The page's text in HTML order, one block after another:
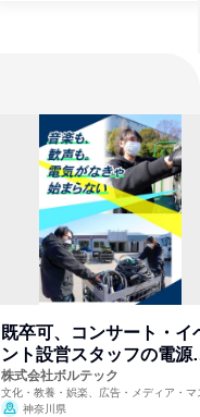
既卒可、コンサート・イ
ント設営スタッフの電源
門
株式会社ボルテック
文化・教養・娯楽、広告・メディア・マ
ミ、電力・ガス・水道・エネルギー
神奈川県